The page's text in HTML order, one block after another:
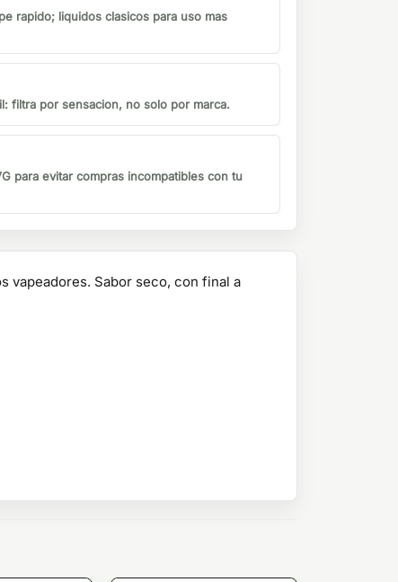
rapido; liquidos clasicos para uso mas
filtra por sensacion, no solo por marca.
para evitar compras incompatibles con tu
vapeadores. Sabor seco, con final a